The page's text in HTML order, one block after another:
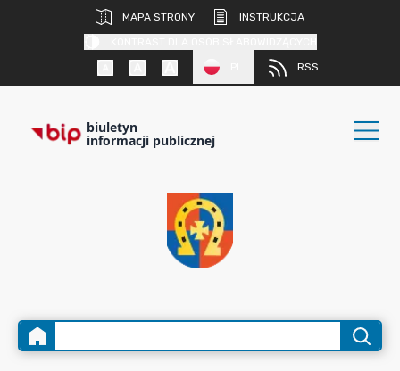
MAPA STRONY
INSTRUKCJA
RSS
biuletyn
informacji publicznej